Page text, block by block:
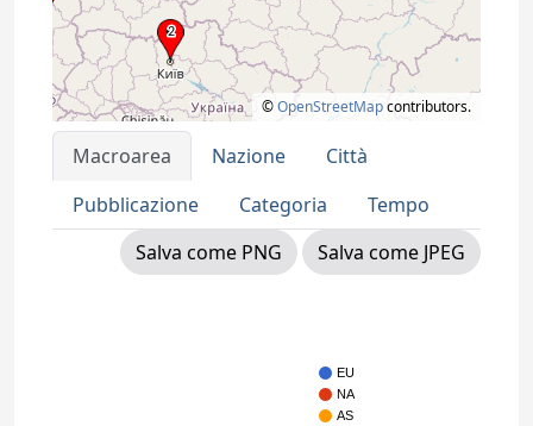
©OpenStreetMapcontributors.
Macroarea Nazione
Città
Pubblicazione
Categoria
Tempo
Salva come PNG
Salva come JPEG
EU
NA
AS